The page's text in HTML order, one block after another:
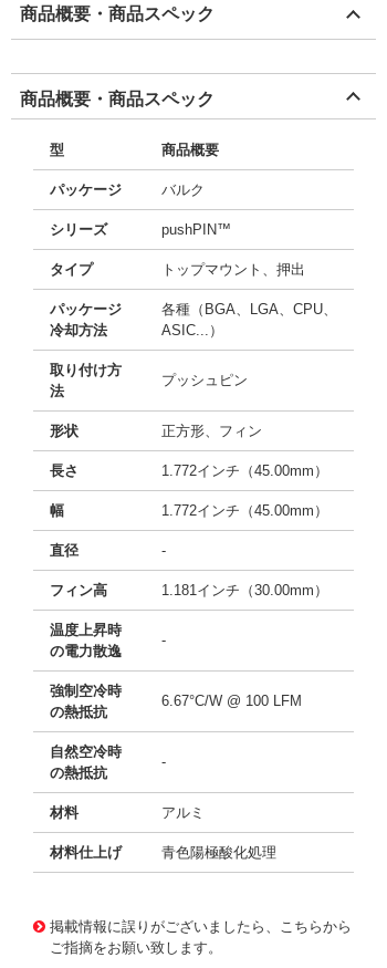
商品概要・商品スペック
商品概要・商品スペック
型 商品概要
パッケージ バルク
シリーズ pushPIN™
タイプ トップマウント、押出
パッケージ
冷却方法
各種（BGA、LGA、CPU、
ASIC...）
取り付け方
法
プッシュピン
形状 正方形、フィン
長さ 1.772インチ（45.00mm）
幅 1.772インチ（45.00mm）
直径 -
フィン高 1.181インチ（30.00mm）
温度上昇時
の電力散逸
-
強制空冷時
の熱抵抗
6.67°C/W @ 100 LFM
自然空冷時
の熱抵抗
-
材料 アルミ
材料仕上げ 青色陽極酸化処理
掲載情報に誤りがございましたら、こちらから
ご指摘をお願い致します。